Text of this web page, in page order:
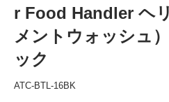
r Food Handler ヘ
メントウォッシュ
ック
ATC-BTL-16BK